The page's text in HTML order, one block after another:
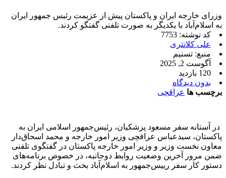
وزرای خارجه ایران و پاکستان پیش از عزیمت رئیس جمهور ایران
به اسلام‌آباد با یکدیگر به صورت تلفنی گفتگو کردند.
کد نوشته: 7753
علی کلانتری
منبع: تسنیم
آگوست 2, 2025
120 بازدید
بدون دیدگاه
برچسب ها عراقچی
در آستانه سفر مسعود پزشکیان، رئیس‌جمهور اسلامی ایران به
پاکستان، سیدعباس عراقچی وزیر امور خارجه و محمد اسحاق‌دار
معاون نخست وزیر و وزیر امور خارجه پاکستان در گفتگوی تلفنی
ضمن مرور آخرین وضعیت روابط دوجانبه، در خصوص برنامه‌های
دستور کار سفر رییس‌جمهور به اسلام‌آباد بحث و تبادل نظر کردند.